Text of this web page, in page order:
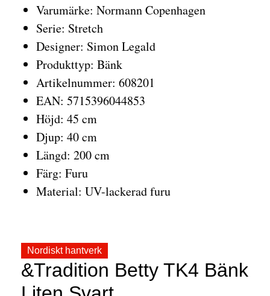
Varumärke: Normann Copenhagen
Serie: Stretch
Designer: Simon Legald
Produkttyp: Bänk
Artikelnummer: 608201
EAN: 5715396044853
Höjd: 45 cm
Djup: 40 cm
Längd: 200 cm
Färg: Furu
Material: UV-lackerad furu
Nordiskt hantverk
&Tradition Betty TK4 Bänk